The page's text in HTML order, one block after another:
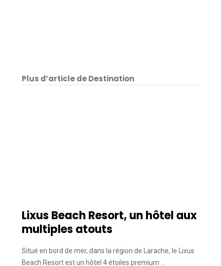
Plus d’article de Destination
Lixus Beach Resort, un hôtel aux
multiples atouts
Situé en bord de mer, dans la région de Larache, le Lixus
Beach Resort est un hôtel 4 étoiles premium …